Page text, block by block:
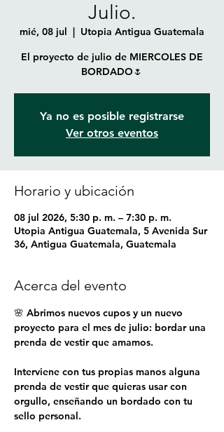
Julio.
mié, 08 jul
  |
Utopia Antigua Guatemala
El proyecto de julio de MIERCOLES DE
BORDADO🌷
Ya no es posible registrarse
Ver otros eventos
Horario y ubicación
08 jul 2026, 5:30 p. m. – 7:30 p. m.
Utopia Antigua Guatemala, 5 Avenida Sur
36, Antigua Guatemala, Guatemala
Acerca del evento
🌸 Abrimos nuevos cupos y un nuevo
proyecto para el mes de julio: bordar una
prenda de vestir que amamos.
Interviene con tus propias manos alguna
prenda de vestir que quieras usar con
orgullo, enseñando un bordado con tu
sello personal.